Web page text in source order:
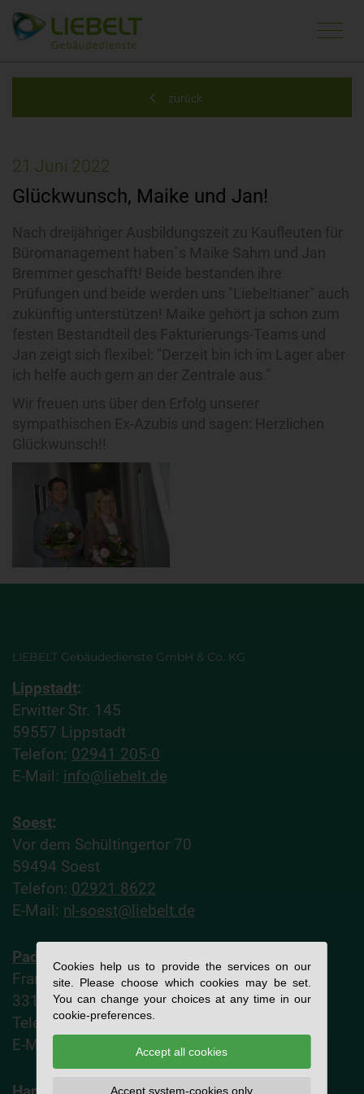
zurück
21 Juni 2022
Glückwunsch, Maike und Jan!
LIEBELT Gebäudedienste GmbH & Co. KG
Lippstadt:
Erwitter Str. 145
59557 Lippstadt
Telefon: 02941 205-0
E-Mail: info@liebelt.de
Soest:
Vor dem Schültingertor 70
59494 Soest
Telefon: 02921 8622
E-Mail: nl-soest@liebelt.de
Paderborn
Frankfurter Weg 52
33106 Paderborn
Telefon:05251 760061
E-Mail:
nl-paderborn@liebelt.de
Cookies help us to provide the services on our
site. Please choose which cookies may be set.
You can change your choices at any time in our
cookie-preferences.
Accept all cookies
Accept system-cookies only